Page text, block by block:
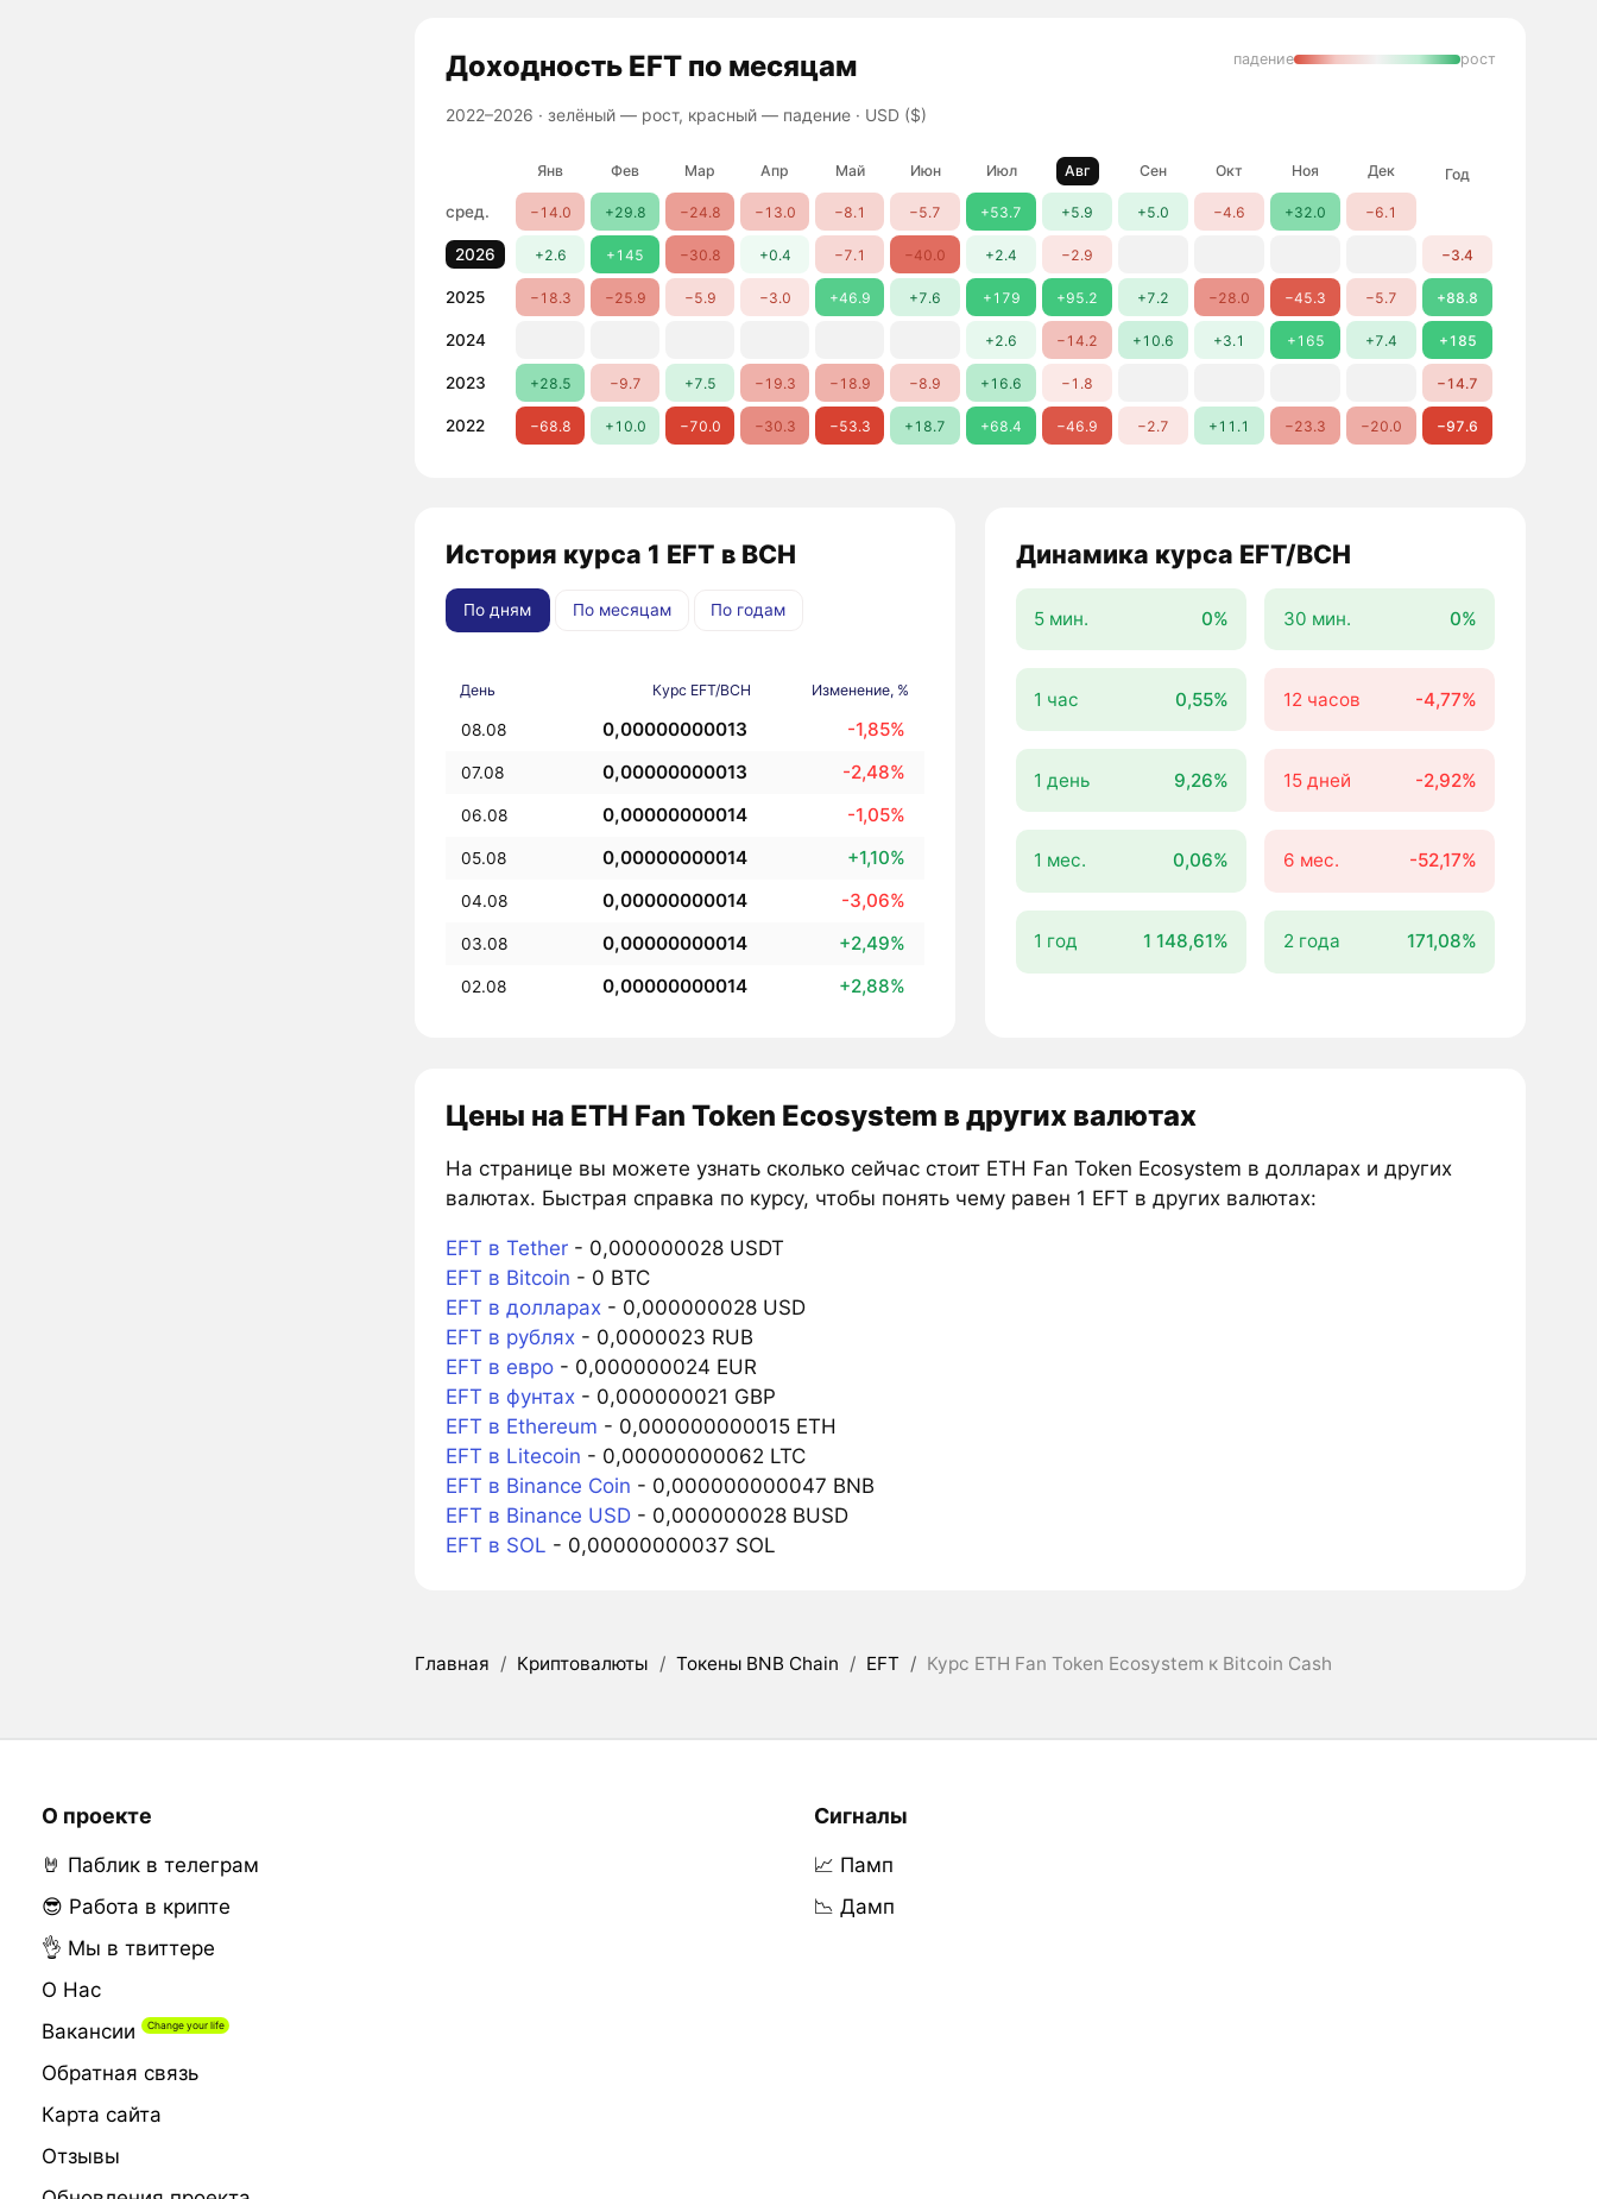
ДоходностьEFT по месяцам
2022–2026 · зелёный — рост, красный — падение· USD ($)
падение рост
Янв Фев Мар Апр Май Июн Июл Авг Сен Окт Ноя Дек Год
сред. −14.0 +29.8 −24.8 −13.0 −8.1 −5.7 +53.7 +5.9 +5.0 −4.6 +32.0 −6.1
2026 +2.6 +145 −30.8 +0.4 −7.1 −40.0 +2.4 −2.9 −3.4
2025 −18.3 −25.9 −5.9 −3.0 +46.9 +7.6 +179 +95.2 +7.2 −28.0 −45.3 −5.7 +88.8
2024 +2.6 −14.2 +10.6 +3.1 +165 +7.4 +185
2023 +28.5 −9.7 +7.5 −19.3 −18.9 −8.9 +16.6 −1.8 −14.7
2022 −68.8 +10.0 −70.0 −30.3 −53.3 +18.7 +68.4 −46.9 −2.7 +11.1 −23.3 −20.0 −97.6
История курса 1 EFT в BCH
По дням По месяцам По годам
День Курс EFT/BCH Изменение, %
08.08 0,00000000013 -1,85%
07.08 0,00000000013 -2,48%
06.08 0,00000000014 -1,05%
05.08 0,00000000014 +1,10%
04.08 0,00000000014 -3,06%
03.08 0,00000000014 +2,49%
02.08 0,00000000014 +2,88%
Динамика курса EFT/BCH
5 мин. 0% 30 мин. 0%
1 час 0,55% 12 часов -4,77%
1 день 9,26% 15 дней -2,92%
1 мес. 0,06% 6 мес. -52,17%
1 год 1 148,61% 2 года 171,08%
Цены на ETH Fan Token Ecosystem в других валютах
На странице вы можете узнать сколько сейчас стоит ETH Fan Token Ecosystem в долларах и других
валютах. Быстрая справка по курсу, чтобы понять чему равен 1 EFT в других валютах:
EFT в Tether- 0,000000028 USDT
EFT в Bitcoin - 0 BTC
EFT в долларах - 0,000000028 USD
EFT в рублях - 0,0000023 RUB
EFT в евро- 0,000000024 EUR
EFT в фунтах - 0,000000021 GBP
EFT в Ethereum - 0,000000000015 ETH
EFT в Litecoin - 0,00000000062 LTC
EFT в Binance Coin - 0,000000000047 BNB
EFT в Binance USD- 0,000000028 BUSD
EFT в SOL - 0,00000000037 SOL
Главная / Криптовалюты / Токены BNB Chain / EFT / Курс ETH Fan Token Ecosystem к Bitcoin Cash
О проекте
🤘 Паблик в телеграм
😎 Работа в крипте
👌 Мы в твиттере
О Нас
Вакансии
Обратная связь
Карта сайта
Отзывы
Сигналы
📈 Памп
📉 Дамп